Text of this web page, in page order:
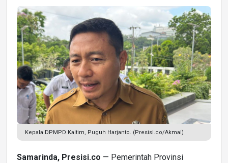
Kepala DPMPD Kaltim, Puguh Harjanto. (Presisi.co/Akmal)
Samarinda, Presisi.co — Pemerintah Provinsi